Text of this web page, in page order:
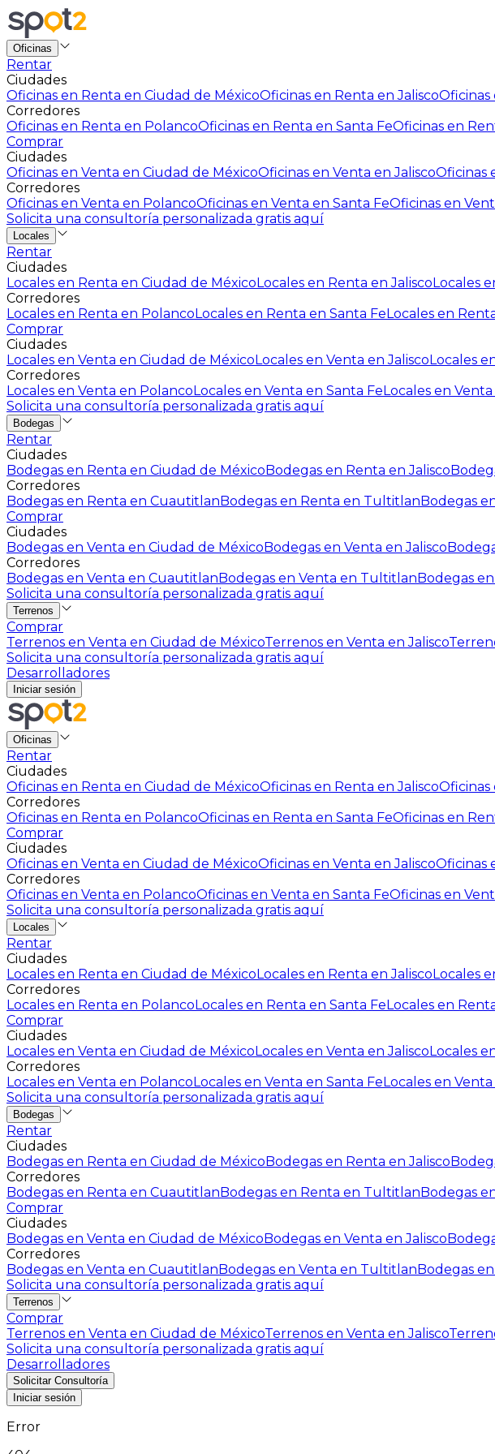
Oficinas
Rentar
Ciudades
Oficinas en Renta en Ciudad de MéxicoOficinas en Renta en JaliscoOficinas
Corredores
Oficinas en Renta en PolancoOficinas en Renta en Santa FeOficinas en
Comprar
Ciudades
Oficinas en Venta en Ciudad de MéxicoOficinas en Venta en JaliscoOficinas
Corredores
Oficinas en Venta en PolancoOficinas en Venta en Santa FeOficinas en
Solicita una consultoría personalizada gratis aquí
Locales
Rentar
Ciudades
Locales en Renta en Ciudad de MéxicoLocales en Renta en JaliscoLocales
Corredores
Locales en Renta en PolancoLocales en Renta en Santa FeLocales en
Comprar
Ciudades
Locales en Venta en Ciudad de MéxicoLocales en Venta en JaliscoLocales
Corredores
Locales en Venta en PolancoLocales en Venta en Santa FeLocales en
Solicita una consultoría personalizada gratis aquí
Bodegas
Rentar
Ciudades
Bodegas en Renta en Ciudad de MéxicoBodegas en Renta en Jalisco
Corredores
Bodegas en Renta en CuautitlanBodegas en Renta en TultitlanBodegas
Comprar
Ciudades
Bodegas en Venta en Ciudad de MéxicoBodegas en Venta en Jalisco
Corredores
Bodegas en Venta en CuautitlanBodegas en Venta en TultitlanBodegas
Solicita una consultoría personalizada gratis aquí
Terrenos
Comprar
Terrenos en Venta en Ciudad de MéxicoTerrenos en Venta en Jalisco
Solicita una consultoría personalizada gratis aquí
Desarrolladores
Iniciar sesión
Oficinas
Rentar
Ciudades
Oficinas en Renta en Ciudad de MéxicoOficinas en Renta en JaliscoOficinas
Corredores
Oficinas en Renta en PolancoOficinas en Renta en Santa FeOficinas en
Comprar
Ciudades
Oficinas en Venta en Ciudad de MéxicoOficinas en Venta en JaliscoOficinas
Corredores
Oficinas en Venta en PolancoOficinas en Venta en Santa FeOficinas en
Solicita una consultoría personalizada gratis aquí
Locales
Rentar
Ciudades
Locales en Renta en Ciudad de MéxicoLocales en Renta en JaliscoLocales
Corredores
Locales en Renta en PolancoLocales en Renta en Santa FeLocales en
Comprar
Ciudades
Locales en Venta en Ciudad de MéxicoLocales en Venta en JaliscoLocales
Corredores
Locales en Venta en PolancoLocales en Venta en Santa FeLocales en
Solicita una consultoría personalizada gratis aquí
Bodegas
Rentar
Ciudades
Bodegas en Renta en Ciudad de MéxicoBodegas en Renta en Jalisco
Corredores
Bodegas en Renta en CuautitlanBodegas en Renta en TultitlanBodegas
Comprar
Ciudades
Bodegas en Venta en Ciudad de MéxicoBodegas en Venta en Jalisco
Corredores
Bodegas en Venta en CuautitlanBodegas en Venta en TultitlanBodegas
Solicita una consultoría personalizada gratis aquí
Terrenos
Comprar
Terrenos en Venta en Ciudad de MéxicoTerrenos en Venta en Jalisco
Solicita una consultoría personalizada gratis aquí
Desarrolladores
Solicitar Consultoría
Iniciar sesión
Error